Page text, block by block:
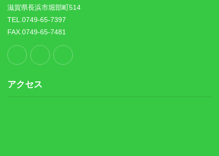
滋賀県長浜市堀部町514
TEL.0749-65-7397
FAX.0749-65-7481
アクセス